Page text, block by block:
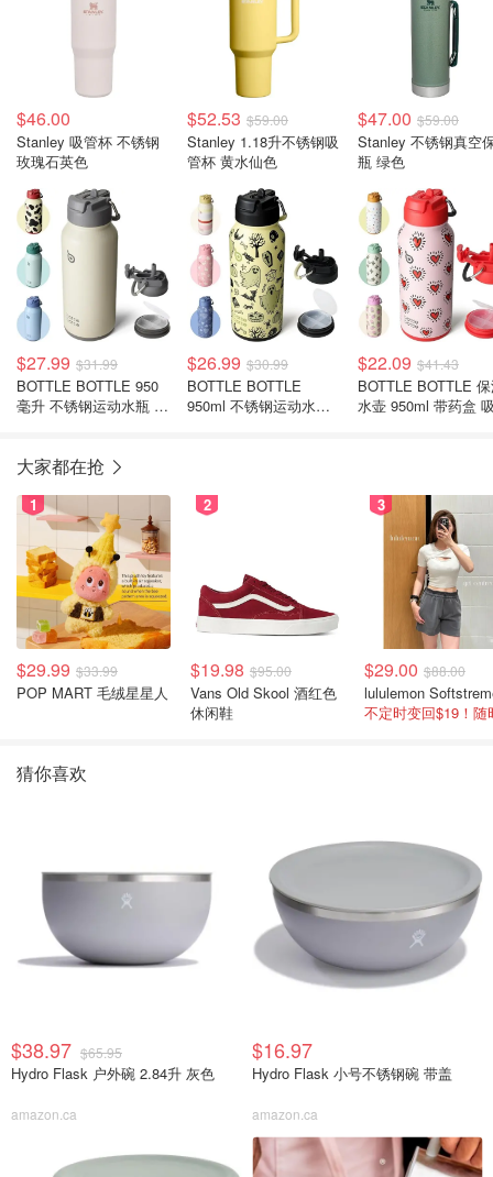
$46.00
Stanley 吸管杯 不锈钢
玫瑰石英色
$52.53 $59.00
Stanley 1.18升不锈钢吸
管杯 黄水仙色
$47.00 $59.00
Stanley 不锈钢真空
瓶 绿色
$27.99 $31.99
BOTTLE BOTTLE 950
毫升 不锈钢运动水瓶 吸
$26.99 $30.99
BOTTLE BOTTLE
950ml 不锈钢运动水杯
$22.09 $41.43
BOTTLE BOTTLE
水壶 950ml 带药盒
大家都在抢
1
$29.99 $33.99
POP MART 毛绒星星人
2
$19.98 $95.00
Vans Old Skool 酒红色
休闲鞋
3
$29.00 $88.00
猜你喜欢
$38.97 $65.95
Hydro Flask 户外碗 2.84升 灰色
amazon.ca
$16.97
Hydro Flask 小号不锈钢碗 带盖
amazon.ca